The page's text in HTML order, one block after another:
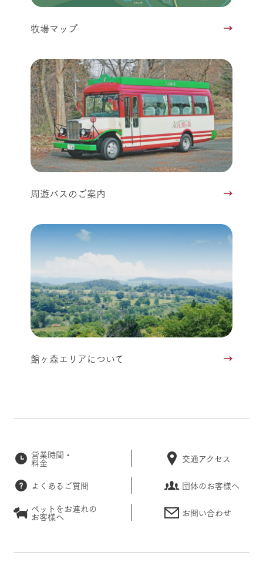
牧場マップ
周遊バスのご案内
館ヶ森エリアについて
営業時間・
料金 交通アクセス
よくあるご質問
団体のお客様へ
ペットをお連れの
お客様へ お問い合わせ